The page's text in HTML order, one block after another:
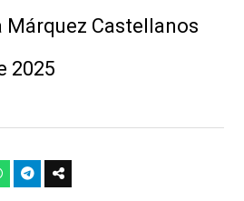
2025
Márquez Castellanos